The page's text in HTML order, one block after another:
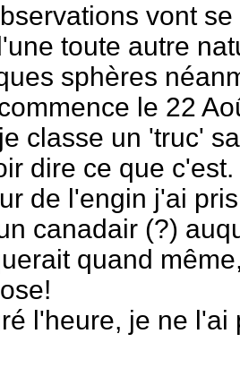
vont
toute autre
sphères
le 22
classe un 'truc'
dire ce que c'est.
de l'engin j'ai
canadair (?)
quand
l'heure, je ne l'ai